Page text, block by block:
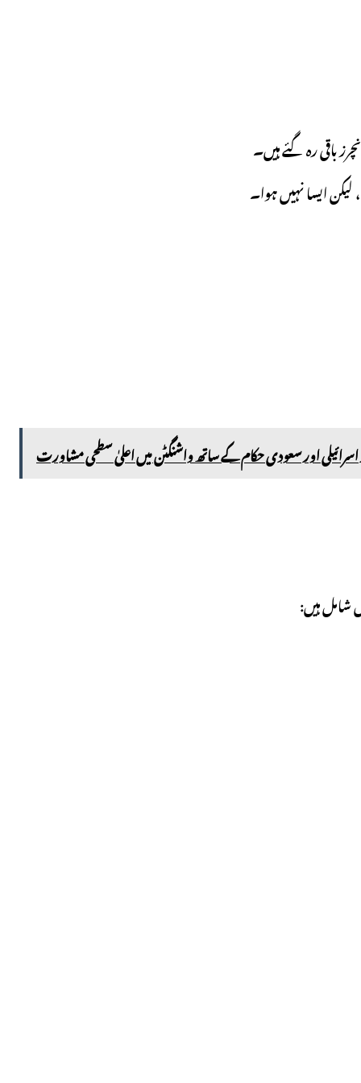
باقی رہ گئے ہیں۔
ایسا نہیں ہوا۔
پر اسرائیلی اور سعودی حکام کے ساتھ واشنگٹن میں اعلیٰ سطحی مشاورت
شامل ہیں: